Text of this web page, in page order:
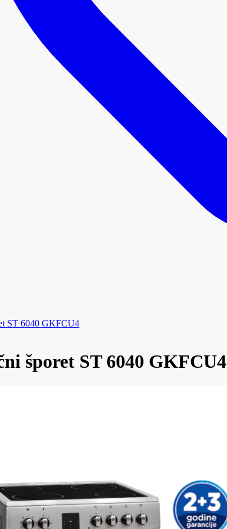
ST 6040 GKFCU4
šporet ST 6040 GKFCU4